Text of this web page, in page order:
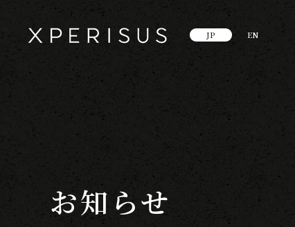
JP EN
お知らせ